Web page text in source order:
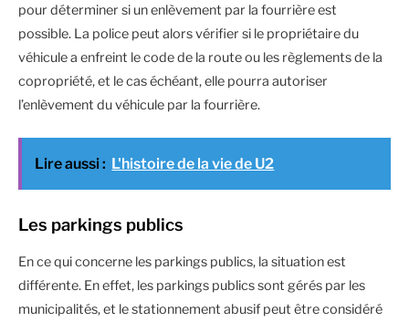
pour déterminer si un enlèvement par la fourrière est
possible. La police peut alors vérifier si le propriétaire du
véhicule a enfreint le code de la route ou les règlements de la
copropriété, et le cas échéant, elle pourra autoriser
l’enlèvement du véhicule par la fourrière.
Lire aussi : L'histoire de la vie de U2
Les parkings publics
En ce qui concerne les parkings publics, la situation est
différente. En effet, les parkings publics sont gérés par les
municipalités, et le stationnement abusif peut être considéré